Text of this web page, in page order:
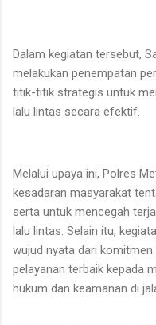
Dalam kegiatan tersebut,
melakukan penempatan
titik-titik strategis untuk
lalu lintas secara efektif.
Melalui upaya ini, Polres
kesadaran masyarakat
serta untuk mencegah
lalu lintas. Selain itu,
wujud nyata dari
pelayanan terbaik kepada
hukum dan keamanan di